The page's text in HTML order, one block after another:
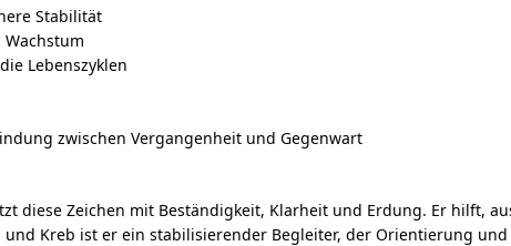
Stabilität
Lebenszyklen
zwischen Vergangenheit und Gegenwart
diese Zeichen mit Beständigkeit, Klarheit und Erdung. Er hilft,
Kreb ist er ein stabilisierender Begleiter, der Orientierung und